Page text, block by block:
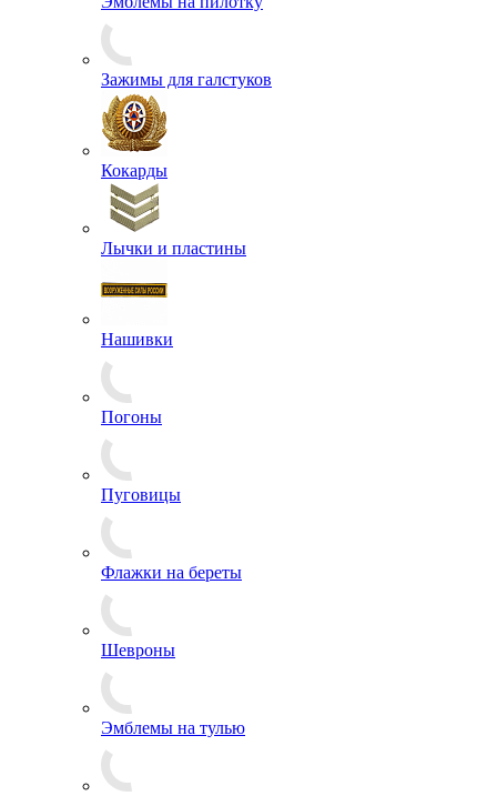
Значки
Ордена и Медали
Буквы, Якоря
Эмблемы на пилотку
Зажимы для галстуков
Кокарды
Лычки и пластины
Нашивки